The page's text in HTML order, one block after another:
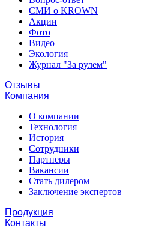
СМИ о KROWN
Акции
Фото
Видео
Экология
Журнал "За рулем"
Отзывы
Компания
О компании
Технология
История
Сотрудники
Партнеры
Вакансии
Стать дилером
Заключение экспертов
Продукция
Контакты